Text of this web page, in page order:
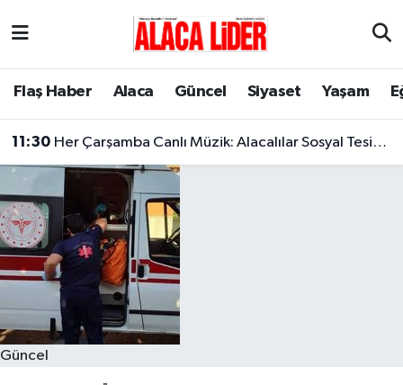
Flaş Haber Alaca Güncel Siyaset Yaşam
11:30 Her Çarşamba Canlı Müzik: Alacalılar Sosyal Tesislerde Buluşuyor!
Güncel
Çorum Nöbetçi Eczaneler
Çorum Trafik Yoğunluk Haritası
Süper Lig Puan Durumu ve Fikstür
Tüm Manşetler
Son Dakika Haberleri